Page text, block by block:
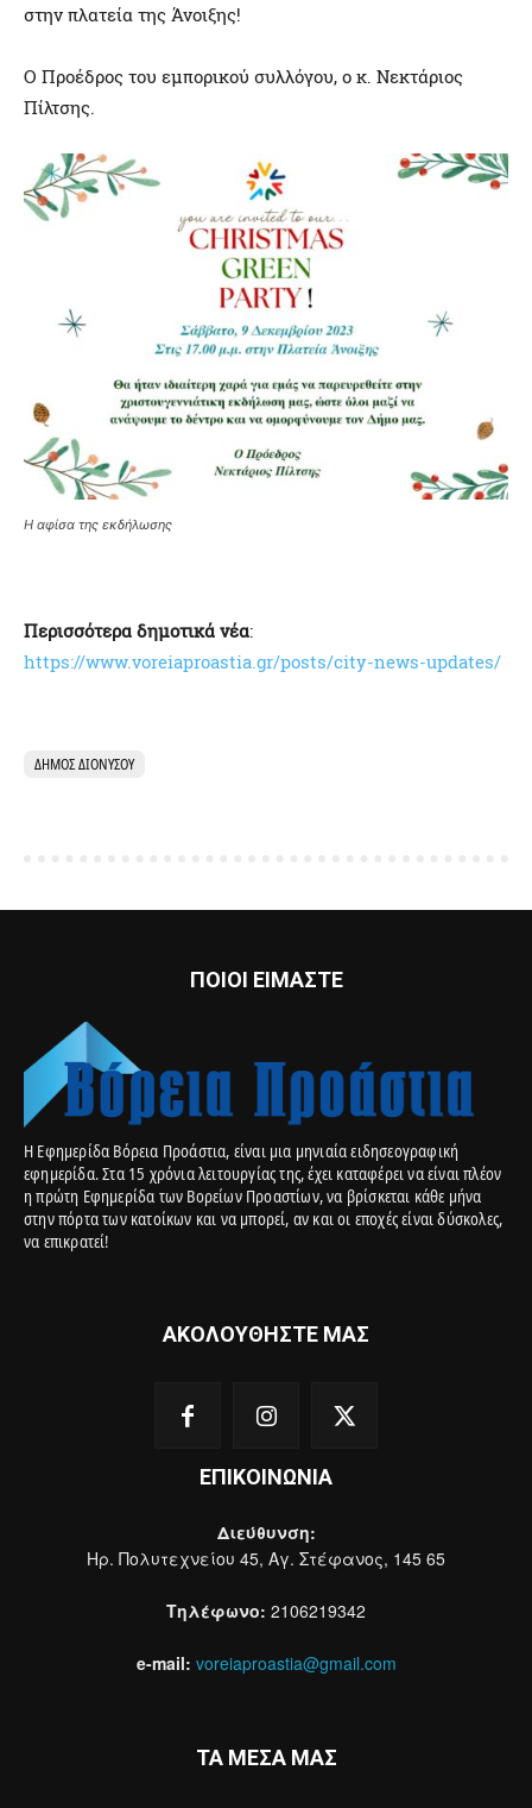
στην πλατεία της Άνοιξης!
Ο Προέδρος του εμπορικού συλλόγου, ο κ. Νεκτάριος
Πίλτσης.
Η αφίσα της εκδήλωσης
Περισσότερα δημοτικά νέα:
https://www.voreiaproastia.gr/posts/city-news-updates/
ΔΉΜΟΣ ΔΙΟΝΎΣΟΥ
ΠΟΙΟΙ ΕΙΜΑΣΤΕ
Η Εφημερίδα Βόρεια Προάστια, είναι μια μηνιαία ειδησεογραφική
εφημερίδα. Στα 15 χρόνια λειτουργίας της, έχει καταφέρει να είναι πλέον
η πρώτη Εφημερίδα των Βορείων Προαστίων, να βρίσκεται κάθε μήνα
στην πόρτα των κατοίκων και να μπορεί, αν και οι εποχές είναι δύσκολες,
να επικρατεί!
ΑΚΟΛΟΥΘΗΣΤΕ ΜΑΣ
ΕΠΙΚΟΙΝΩΝΙΑ
Διεύθυνση:
Ηρ. Πολυτεχνείου 45, Αγ. Στέφανος, 145 65
Τηλέφωνο: 2106219342
e-mail: voreiaproastia@gmail.com
ΤΑ ΜΕΣΑ ΜΑΣ